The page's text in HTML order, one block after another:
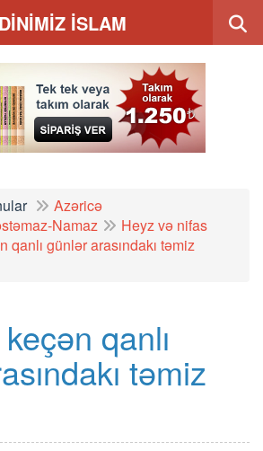
DİNİMİZ İSLAM
Azəricə
Namaz
Heyz və nifas
qanlı günlər arasındakı təmiz
qanlı
təmiz